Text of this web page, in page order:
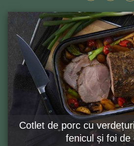
Cotlet de porc cu
fenicul și foi de